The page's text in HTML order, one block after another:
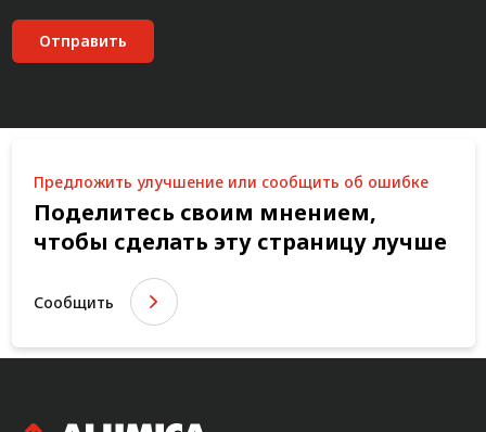
Отправить
Предложить улучшение или сообщить об ошибке
Поделитесь своим мнением,
чтобы сделать эту страницу лучше
Сообщить